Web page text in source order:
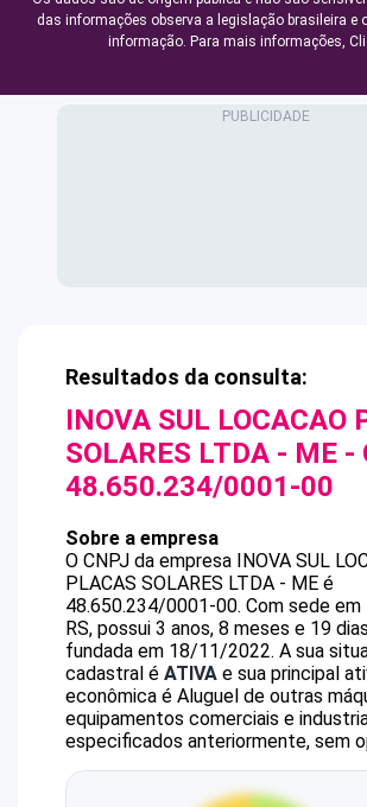
das informações observa a legislação brasileira e
informação. Para mais informações,
Resultados da consulta:
INOVA SUL LOCACAO
SOLARES LTDA - ME -
48.650.234/0001-00
Sobre a empresa
O CNPJ da empresa INOVA SUL
PLACAS SOLARES LTDA - ME é
48.650.234/0001-00. Com sede em
RS, possui 3 anos, 8 meses e 19
fundada em 18/11/2022. A sua
cadastral é ATIVA e sua principal
econômica é Aluguel de outras
equipamentos comerciais e
especificados anteriormente, sem